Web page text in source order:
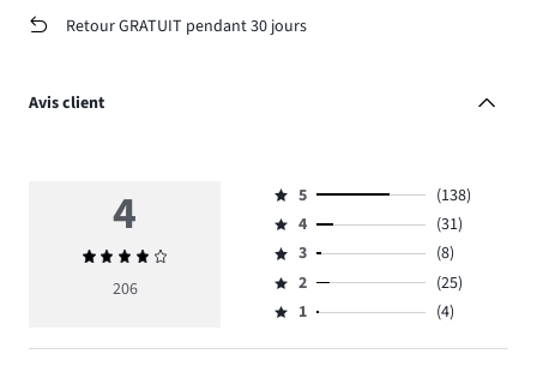
Retour GRATUIT pendant 30 jours
Avis client
4
Note
moyenne
206
Note
5,
nombre
de
votes
138.
5
(138)
Note
4,
nombre
de
31.
4
(31)
Note
3,
nombre
3
(8)
Note
2,
2
(25)
Note
1,
1 (4)